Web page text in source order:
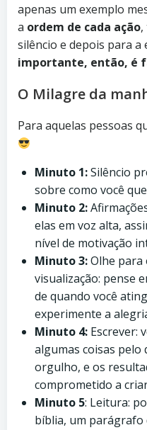
apenas um exemplo
a ordem de cada ação
silêncio e depois para
importante, então, é
O Milagre da
Para aquelas pessoas
Minuto 1:Silêncio
sobre como você
Minuto 2:
elas em voz alta,
nível de motivação
Minuto 3:Olhe para
visualização: pense
de quando você
experimente a
Minuto 4: Escrever:
algumas coisas pelo
orgulho, e os
comprometido a
Minuto 5: Leitura:
bíblia, um parágrafo